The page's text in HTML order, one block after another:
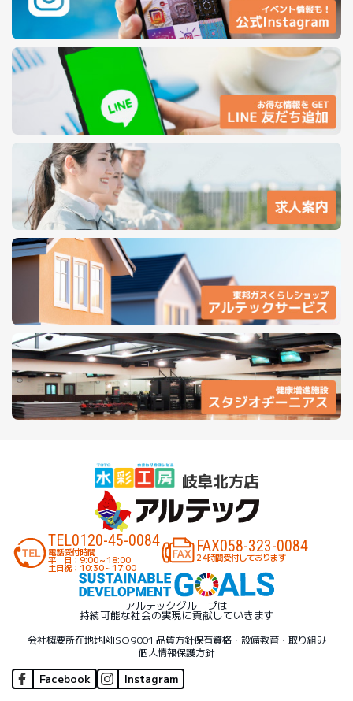
TEL0120-45-0084
電話受付時間
平 日：9:00～18:00
土日祝：10:30～17:00
FAX058-323-0084
24時間受付しております
アルテックグループは
持続可能な社会の実現に貢献していきます
会社概要所在地地図ISO9001 品質方針保有資格・設備教育・取り組み
個人情報保護方針
Facebook Instagram